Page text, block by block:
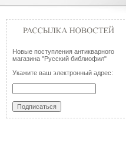
Новые поступления антикварного
магазина "Русский библиофил"
Укажите ваш электронный адрес: